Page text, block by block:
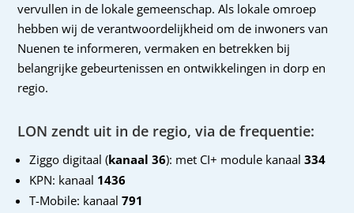
vervullen in de lokale gemeenschap. Als lokale omroep
hebben wij de verantwoordelijkheid om de inwoners van
Nuenen te informeren, vermaken en betrekken bij
belangrijke gebeurtenissen en ontwikkelingen in dorp en
regio.
LON zendt uit in de regio, via de frequentie:
Ziggo digitaal (kanaal 36): met CI+ module kanaal 334
KPN: kanaal 1436
T-Mobile: kanaal791